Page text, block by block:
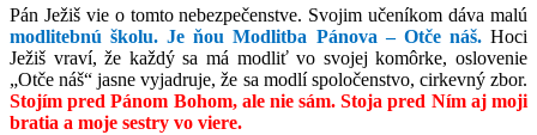
Pán Ježiš vie o tomto nebezpečenstve. Svojim učeníkom dáva malú
modlitebnú školu. Je ňou Modlitba Pánova – Otče náš. Hoci
Ježiš vraví, že každý sa má modliť vo svojej komôrke, oslovenie
„Otče náš“ jasne vyjadruje, že sa modlí spoločenstvo, cirkevný zbor.
Stojím pred Pánom Bohom, ale nie sám. Stoja pred Ním aj moji
bratia a moje sestry vo viere.